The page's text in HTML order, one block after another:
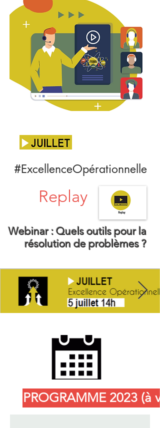
PROGRAMME 2023 (à
Replay
Webinar : Quels outils pour la
résolution de problèmes ?
#ExcellenceOpérationnelle